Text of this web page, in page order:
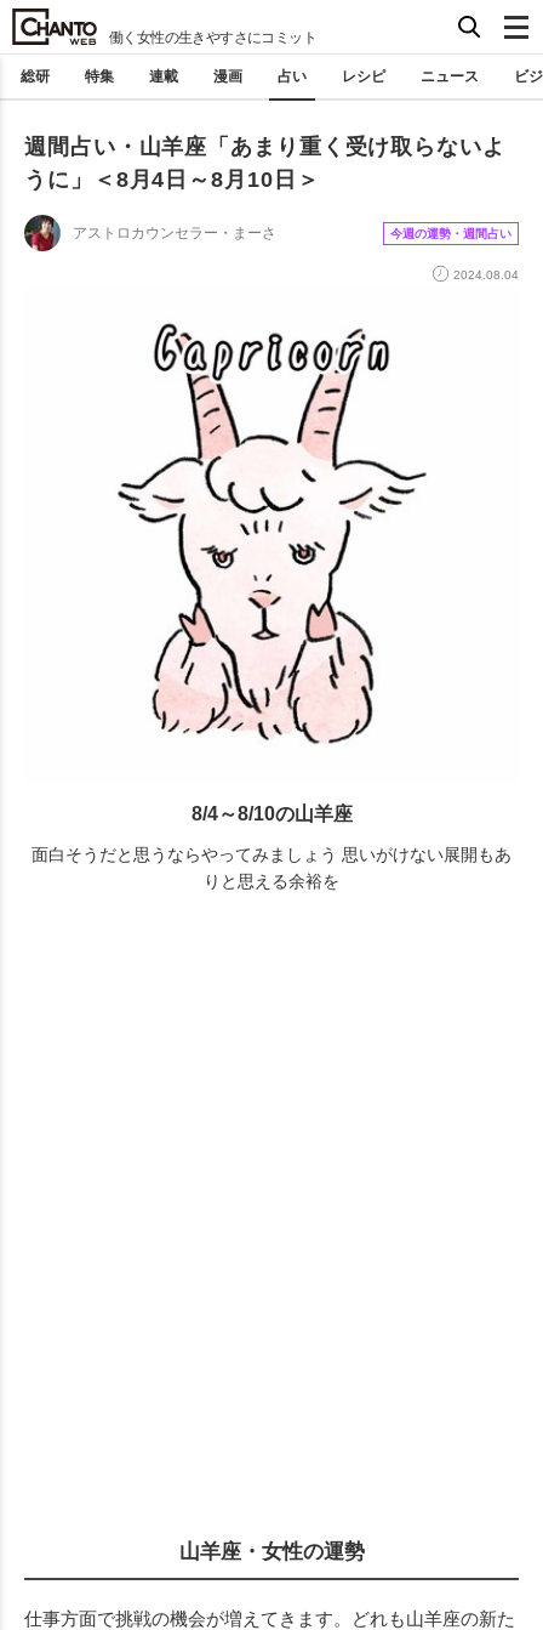
働く女性の生きやすさにコミット
総研 特集 連載 漫画 占い レシピ ニュース ビ
週間占い・山羊座「あまり重く受け取らないよ
うに」＜8月4日～8月10日＞
アストロカウンセラー・まーさ 今週の運勢・週間占い
2024.08.04
8/4～8/10の山羊座
面白そうだと思うならやってみましょう 思いがけない展開もあ
りと思える余裕を
山羊座・女性の運勢
仕事方面で挑戦の機会が増えてきます。どれも山羊座の新た